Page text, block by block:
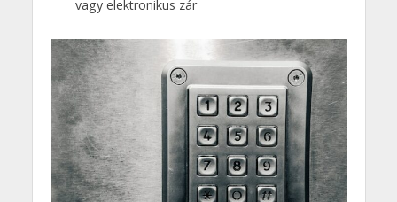
vagy elektronikus zár